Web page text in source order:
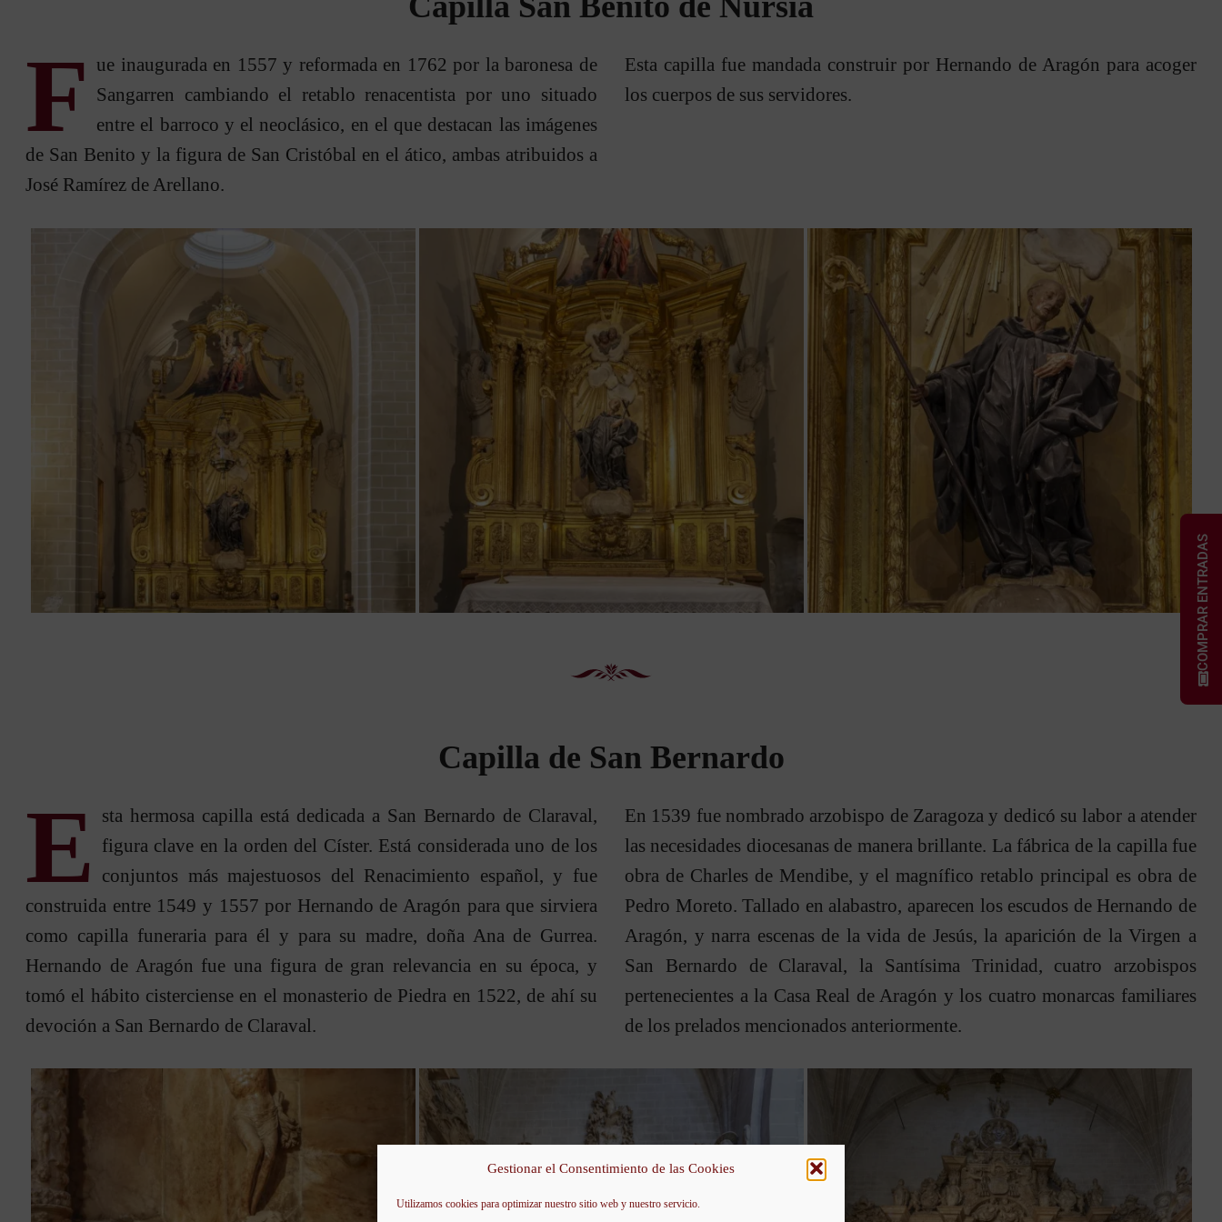
Gestionar el Consentimiento de las Cookies
Utilizamos cookies para optimizar nuestro sitio web y nuestro servicio.
COMPRAR ENTRADAS
F ue inaugurada en 1557 y reformada en 1762 por la baronesa de
Sangarren cambiando el retablo renacentista por uno situado
entre el barroco y el neoclásico, en el que destacan las imágenes
de San Benito y la figura de San Cristóbal en el ático, ambas atribuidos a
José Ramírez de Arellano.
Esta capilla fue mandada construir por Hernando de Aragón para acoger
los cuerpos de sus servidores.
Capilla de San Bernardo
E
sta hermosa capilla está dedicada a San Bernardo de Claraval,
figura clave en la orden del Císter. Está considerada uno de los
conjuntos más majestuosos del Renacimiento español, y fue
construida entre 1549 y 1557 por Hernando de Aragón para que sirviera
como capilla funeraria para él y para su madre, doña Ana de Gurrea.
Hernando de Aragón fue una figura de gran relevancia en su época, y
tomó el hábito cisterciense en el monasterio de Piedra en 1522, de ahí su
devoción a San Bernardo de Claraval.
En 1539 fue nombrado arzobispo de Zaragoza y dedicó su labor a atender
las necesidades diocesanas de manera brillante. La fábrica de la capilla fue
obra de Charles de Mendibe, y el magnífico retablo principal es obra de
Pedro Moreto. Tallado en alabastro, aparecen los escudos de Hernando de
Aragón, y narra escenas de la vida de Jesús, la aparición de la Virgen a
San Bernardo de Claraval, la Santísima Trinidad, cuatro arzobispos
pertenecientes a la Casa Real de Aragón y los cuatro monarcas familiares
de los prelados mencionados anteriormente.